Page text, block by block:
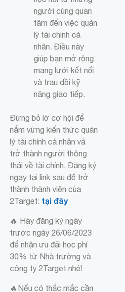
người cùng quan
tâm đến việc quản
lý tài chính cá
nhân. Điều này
giúp bạn mở rộng
mạng lưới kết nối
và trau dồi kỹ
năng giao tiếp.
Đừng bỏ lỡ cơ hội để
nắm vững kiến thức quản
lý tài chính cá nhân và
trở thành người thông
thái về tài chính. Đăng ký
ngay tại link sau để trở
thành thành viên của
2Target: tại đây
🔥 Hãy đăng ký ngày
trước ngày 26/06/2023
để nhận ưu đãi học phí
30% từ Nhà trường và
công ty 2Target nhé!
🔥Nếu có thắc mắc cần